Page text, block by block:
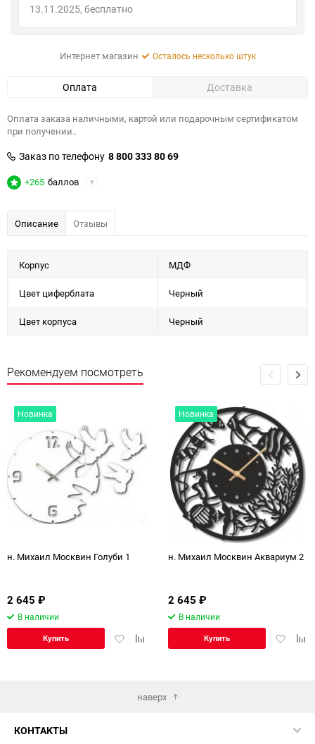
13.11.2025
Бесплатно
Интернет магазин Осталось несколько штук
Оплата Доставка
Оплата заказа наличными, картой или подарочным сертификатом
при получении..
Заказ по телефону 8 800 333 80 69
+265 баллов ?
Описание Отзывы
Корпус МДФ
Цвет циферблата Черный
Цвет корпуса Черный
Рекомендуем посмотреть
Новинка
н. Михаил Москвин Голуби 1
2 645 ₽
В наличии
ДобавитьДобавить
Купить
Новинка
н. Михаил Москвин Аквариум 2
2 645 ₽
В наличии
Купить
наверх
КОНТАКТЫ